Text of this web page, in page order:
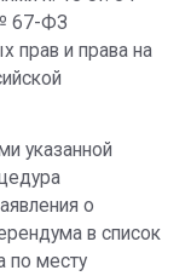
67-ФЗ
прав и права на
указанной
о
в список
по месту